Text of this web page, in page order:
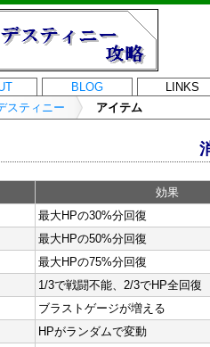
BLOG
LINKS
スティニー アイテム
効果
最大HPの30%分回復
最大HPの50%分回復
最大HPの75%分回復
1/3で戦闘不能、2/3でHP全回復
ブラストゲージが増える
HPがランダムで変動